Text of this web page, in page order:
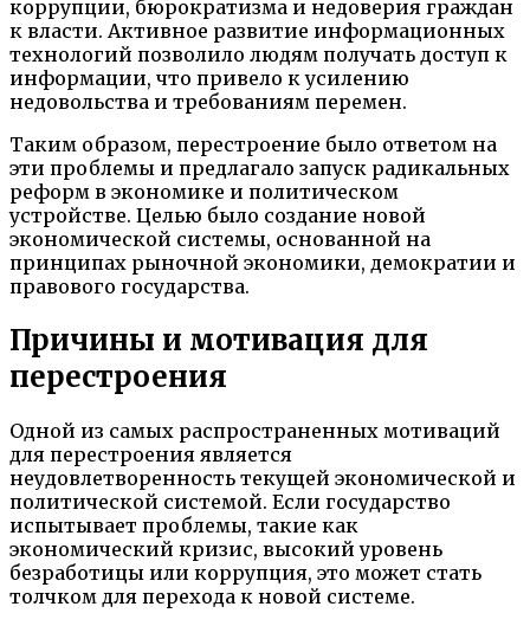
коррупции, бюрократизма и недоверия граждан
к власти. Активное развитие информационных
технологий позволило людям получать доступ к
информации, что привело к усилению
недовольства и требованиям перемен.
Таким образом, перестроение было ответом на
эти проблемы и предлагало запуск радикальных
реформ в экономике и политическом
устройстве. Целью было создание новой
экономической системы, основанной на
принципах рыночной экономики, демократии и
правового государства.
Причины и мотивация для
перестроения
Одной из самых распространенных мотиваций
для перестроения является
неудовлетворенность текущей экономической и
политической системой. Если государство
испытывает проблемы, такие как
экономический кризис, высокий уровень
безработицы или коррупция, это может стать
толчком для перехода к новой системе.